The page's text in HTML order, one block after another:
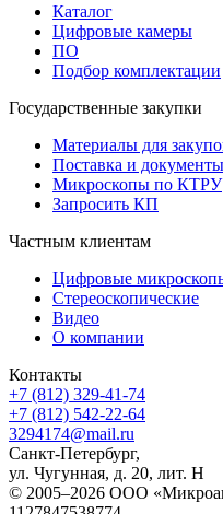
Каталог
Цифровые камеры
ПО
Подбор комплектации
Государственные закупки
Материалы для
Поставка и документы
Микроскопы по КТРУ
Запросить КП
Частным клиентам
Цифровые
Стереоскопические
Видео
О компании
Контакты
+7 (812) 329-41-74
+7 (812) 542-22-64
3294174@mail.ru
Санкт-Петербург,
ул. Чугунная, д. 20, лит. Н
© 2005–2026 ООО